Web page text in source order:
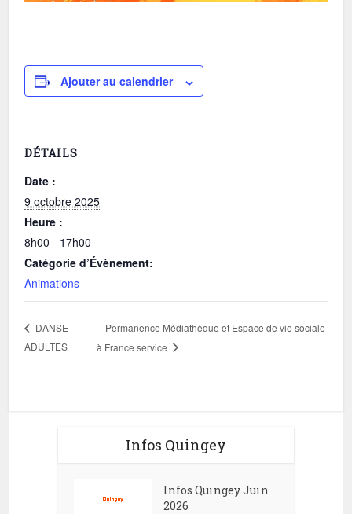
Ajouter au calendrier
DÉTAILS
Date :
9 octobre 2025
Heure :
8h00 - 17h00
Catégorie d’Évènement:
Animations
DANSE
ADULTES
Permanence Médiathèque et Espace de vie sociale
à France service
Infos Quingey
Infos Quingey Juin
2026